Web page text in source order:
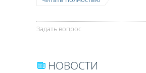
Задать вопрос
НОВОСТИ